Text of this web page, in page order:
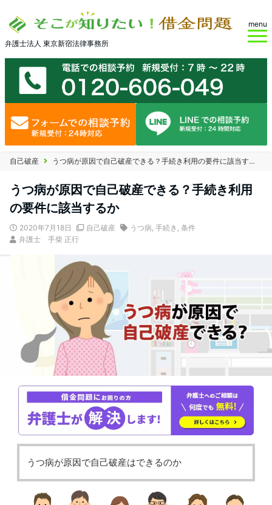
弁護士法人 東京新宿法律事務所
menu
自己破産 うつ病が原因で自己破産できる？手続き利用の要件に該当するか
うつ病が原因で自己破産できる？手続き利用
の要件に該当するか
2020年7月18日 自己破産 うつ病, 手続き , 条件
弁護士 手柴 正行
うつ病が原因で自己破産はできるのか